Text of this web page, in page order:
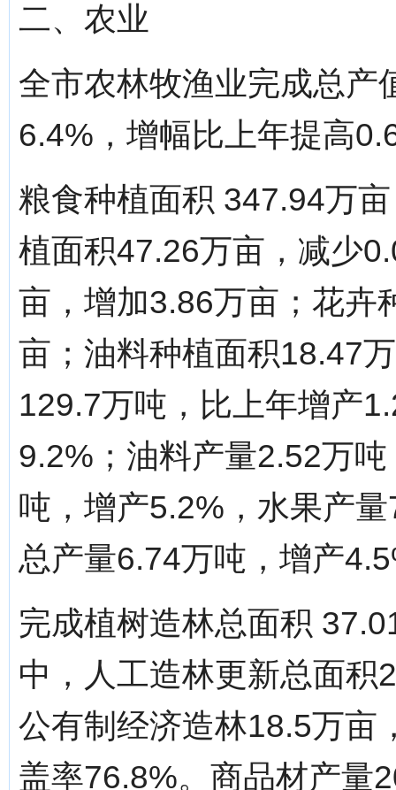
二、农业
全市农林牧渔业完成总产
6.4%，增幅比上年提高
粮食种植面积 347.94万
植面积47.26万亩，减少
亩，增加3.86万亩；花卉
亩；油料种植面积18.47
129.7万吨，比上年增产
9.2%；油料产量2.52万
吨，增产5.2%，水果产
总产量6.74万吨，增产
完成植树造林总面积
中，人工造林更新总面积
公有制经济造林18.5万亩
盖率76.8%。商品材产量